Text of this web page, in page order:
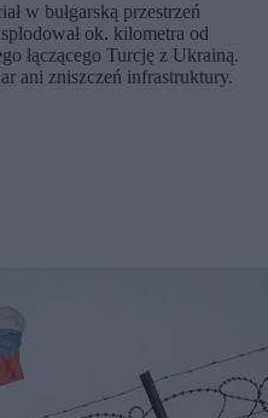
w bułgarską przestrzeń
ok. kilometra od
łączącego Turcję z Ukrainą.
ani zniszczeń infrastruktury.